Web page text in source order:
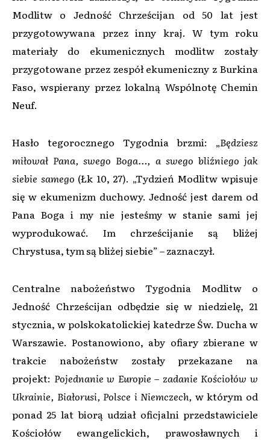
Modlitw o Jedność Chrześcijan od 50 lat jest
przygotowywana przez inny kraj. W tym roku
materiały do ekumenicznych modlitw zostały
przygotowane przez zespół ekumeniczny z Burkina
Faso, wspierany przez lokalną Wspólnotę Chemin
Neuf.
Hasło tegorocznego Tygodnia brzmi: „Będziesz
miłował Pana, swego Boga…, a swego bliźniego jak
siebie samego (Łk 10, 27). „Tydzień Modlitw wpisuje
się w ekumenizm duchowy. Jedność jest darem od
Pana Boga i my nie jesteśmy w stanie sami jej
wyprodukować. Im chrześcijanie są bliżej
Chrystusa, tym są bliżej siebie” – zaznaczył.
Centralne nabożeństwo Tygodnia Modlitw o
Jedność Chrześcijan odbędzie się w niedzielę, 21
stycznia, w polskokatolickiej katedrze Św. Ducha w
Warszawie. Postanowiono, aby ofiary zbierane w
trakcie nabożeństw zostały przekazane na
projekt: Pojednanie w Europie – zadanie Kościołów w
Ukrainie, Białorusi, Polsce i Niemczech, w którym od
ponad 25 lat biorą udział oficjalni przedstawiciele
Kościołów ewangelickich, prawosławnych i